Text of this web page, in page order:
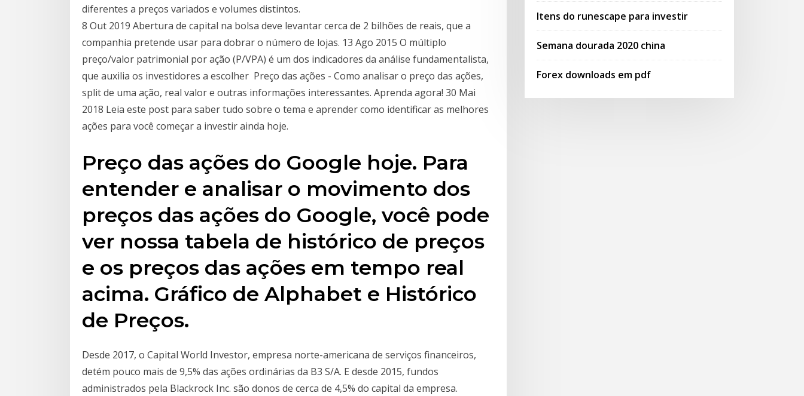
diferentes a preços variados e volumes distintos.
8 Out 2019 Abertura de capital na bolsa deve levantar cerca de 2 bilhões de reais, que a
companhia pretende usar para dobrar o número de lojas. 13 Ago 2015 O múltiplo
preço/valor patrimonial por ação (P/VPA) é um dos indicadores da análise fundamentalista,
que auxilia os investidores a escolher Preço das ações - Como analisar o preço das ações,
split de uma ação, real valor e outras informações interessantes. Aprenda agora! 30 Mai
2018 Leia este post para saber tudo sobre o tema e aprender como identificar as melhores
ações para você começar a investir ainda hoje.
Preço das ações do Google hoje. Para
entender e analisar o movimento dos
preços das ações do Google, você pode
ver nossa tabela de histórico de preços
e os preços das ações em tempo real
acima. Gráfico de Alphabet e Histórico
de Preços.
Desde 2017, o Capital World Investor, empresa norte-americana de serviços financeiros,
detém pouco mais de 9,5% das ações ordinárias da B3 S/A. E desde 2015, fundos
administrados pela Blackrock Inc. são donos de cerca de 4,5% do capital da empresa.
Itens do runescape para investir
Semana dourada 2020 china
Forex downloads em pdf